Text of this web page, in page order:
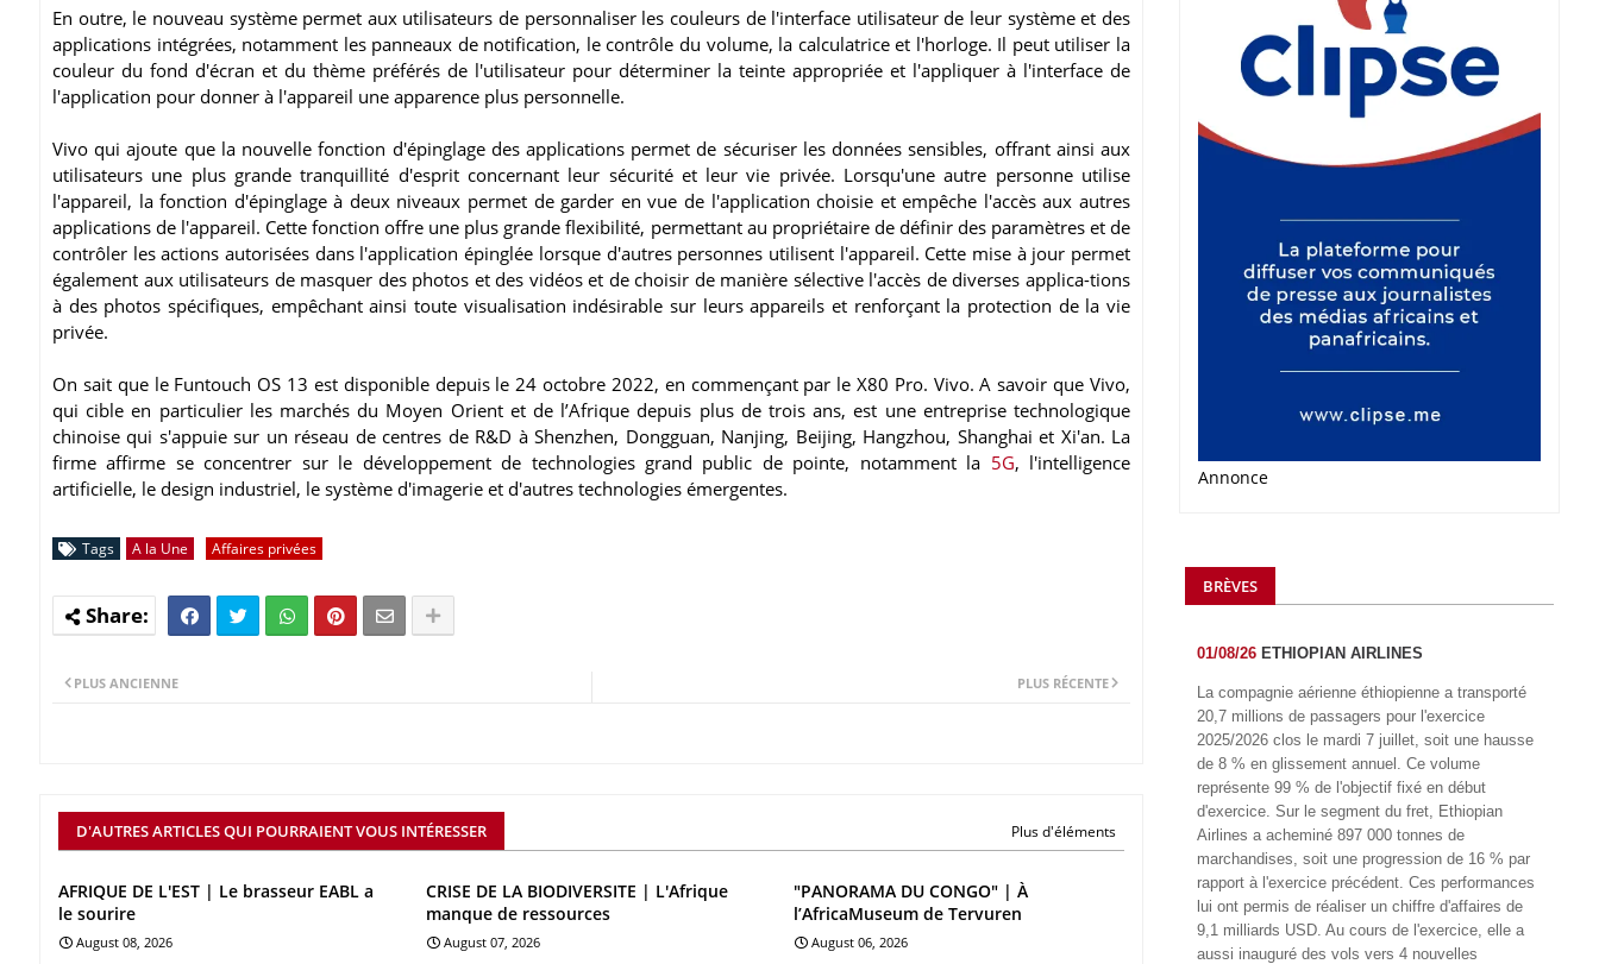
En outre, le nouveau système permet aux utilisateurs de personnaliser les couleurs de l'interface utilisateur de leur système et des
applications intégrées, notamment les panneaux de notification, le contrôle du volume, la calculatrice et l'horloge. Il peut utiliser la
couleur du fond d'écran et du thème préférés de l'utilisateur pour déterminer la teinte appropriée et l'appliquer à l'interface de
l'application pour donner à l'appareil une apparence plus personnelle.
Vivo qui ajoute que la nouvelle fonction d'épinglage des applications permet de sécuriser les données sensibles, offrant ainsi aux
utilisateurs une plus grande tranquillité d'esprit concernant leur sécurité et leur vie privée. Lorsqu'une autre personne utilise
l'appareil, la fonction d'épinglage à deux niveaux permet de garder en vue de l'application choisie et empêche l'accès aux autres
applications de l'appareil. Cette fonction offre une plus grande flexibilité, permettant au propriétaire de définir des paramètres et de
contrôler les actions autorisées dans l'application épinglée lorsque d'autres personnes utilisent l'appareil. Cette mise à jour permet
également aux utilisateurs de masquer des photos et des vidéos et de choisir de manière sélective l'accès de diverses applica-tions
à des photos spécifiques, empêchant ainsi toute visualisation indésirable sur leurs appareils et renforçant la protection de la vie
privée.
On sait que le Funtouch OS 13 est disponible depuis le 24 octobre 2022, en commençant par le X80 Pro. Vivo. A savoir que Vivo,
qui cible en particulier les marchés du Moyen Orient et de l’Afrique depuis plus de trois ans, est une entreprise technologique
chinoise qui s'appuie sur un réseau de centres de R&D à Shenzhen, Dongguan, Nanjing, Beijing, Hangzhou, Shanghai et Xi'an. La
firme affirme se concentrer sur le développement de technologies grand public de pointe, notamment la 5G, l'intelligence
artificielle, le design industriel, le système d'imagerie et d'autres technologies émergentes.
Tags A la Une Affaires privées
PLUS RÉCENTE
PLUS ANCIENNE
D'AUTRES ARTICLES QUI POURRAIENT VOUS INTÉRESSER Plus d'éléments
AFRIQUE DE L'EST | Le brasseur EABL a
le sourire
August 08, 2026
CRISE DE LA BIODIVERSITE | L'Afrique
manque de ressources
August 07, 2026
"PANORAMA DU CONGO" | À
l’AfricaMuseum de Tervuren
August 06, 2026
Annonce
BRÈVES
01/08/26 ETHIOPIAN AIRLINES
La compagnie aérienne éthiopienne a transporté
20,7 millions de passagers pour l'exercice
2025/2026 clos le mardi 7 juillet, soit une hausse
de 8 % en glissement annuel. Ce volume
représente 99 % de l'objectif fixé en début
d'exercice. Sur le segment du fret, Ethiopian
Airlines a acheminé 897 000 tonnes de
marchandises, soit une progression de 16 % par
rapport à l'exercice précédent. Ces performances
lui ont permis de réaliser un chiffre d'affaires de
9,1 milliards USD. Au cours de l'exercice, elle a
aussi inauguré des vols vers 4 nouvelles